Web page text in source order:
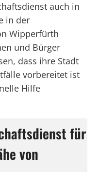
auch in
in der
Wipperfürth
und Bürger
dass ihre Stadt
vorbereitet ist
Hilfe
für
von